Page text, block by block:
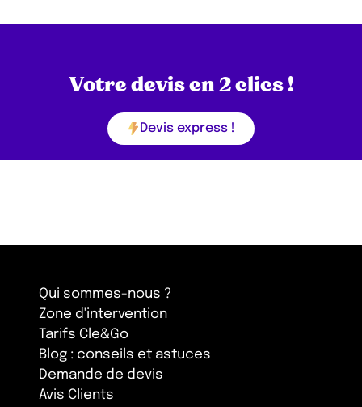
Votre devis en 2 clics !
Devis express !
Qui sommes-nous ?
Zone d'intervention
Tarifs Cle&Go
Blog : conseils et astuces
Demande de devis
Avis Clients